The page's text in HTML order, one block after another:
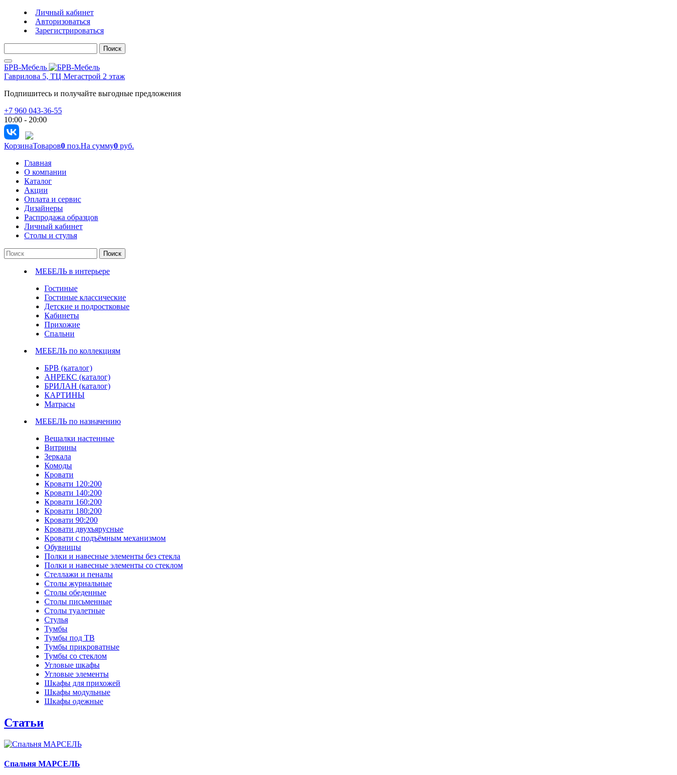
Личный кабинет
Авторизоваться
Зарегистрироваться
Поиск
БРВ-Мебель
Гаврилова 5, ТЦ Мегастрой 2 этаж
Подпишитесь и получайте выгодные предложения
+7 960 043-36-55
10:00 - 20:00
КорзинаТоваров0 поз.На сумму0 руб.
Главная
О компании
Каталог
Акции
Оплата и сервис
Дизайнеры
Распродажа образцов
Личный кабинет
Столы и стулья
Поиск
МЕБЕЛЬ в интерьере
Гостиные
Гостиные классические
Детские и подростковые
Кабинеты
Прихожие
Спальни
МЕБЕЛЬ по коллекциям
БРВ (каталог)
АНРЕКС (каталог)
БРИЛАН (каталог)
КАРТИНЫ
Матрасы
МЕБЕЛЬ по назначению
Вешалки настенные
Витрины
Зеркала
Комоды
Кровати
Кровати 120:200
Кровати 140:200
Кровати 160:200
Кровати 180:200
Кровати 90:200
Кровати двухъярусные
Кровати с подъёмным механизмом
Обувницы
Полки и навесные элементы без стекла
Полки и навесные элементы со стеклом
Стеллажи и пеналы
Столы журнальные
Столы обеденные
Столы письменные
Столы туалетные
Стулья
Тумбы
Тумбы под ТВ
Тумбы прикроватные
Тумбы со стеклом
Угловые шкафы
Угловые элементы
Шкафы для прихожей
Шкафы модульные
Шкафы одежные
Статьи
Спальня МАРСЕЛЬ